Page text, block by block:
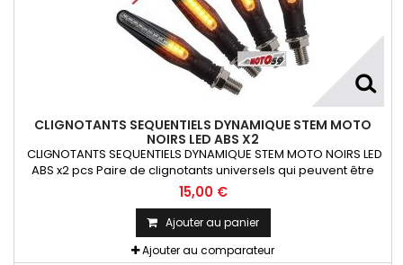
CLIGNOTANTS SEQUENTIELS DYNAMIQUE STEM MOTO
NOIRS LED ABS X2
CLIGNOTANTS SEQUENTIELS DYNAMIQUE STEM MOTO NOIRS LED
ABS x2 pcs Paire de clignotants universels qui peuvent être
adaptables sur toutes motos ou scooters
15,00 €
Ajouter au panier
Ajouter au comparateur